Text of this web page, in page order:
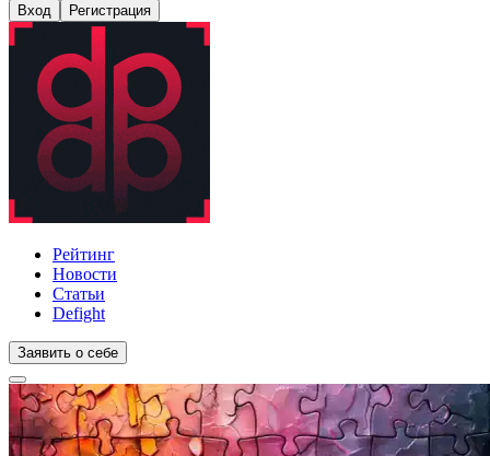
Вход Регистрация
Рейтинг
Новости
Статьи
Defight
Заявить о себе